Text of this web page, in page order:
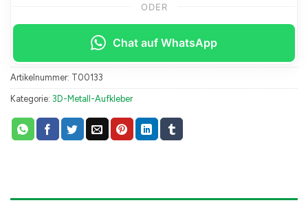
ODER
Chat auf WhatsApp
Artikelnummer: T00133
Kategorie: 3D-Metall-Aufkleber